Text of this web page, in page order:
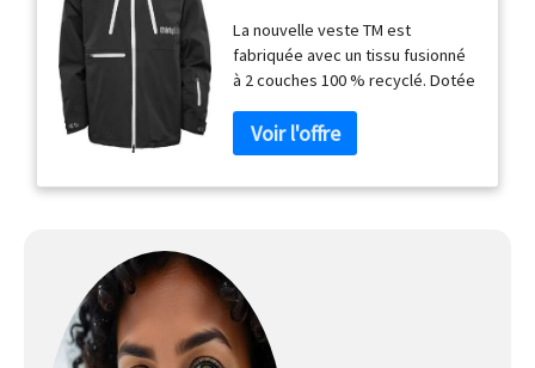
La nouvelle veste TM est
fabriquée avec un tissu fusionné
à 2 couches 100 % recyclé. Dotée
Reactor Mesh Thermo
Responsive et de panneaux
montagnard moderne. La veste
préférée de Chris Grenier. Tissu
100 % recyclé extensible dans
les 4 sens // Tissu double couche